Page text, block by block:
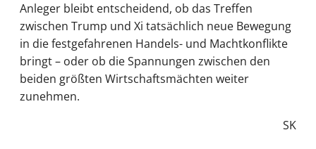
Anleger bleibt entscheidend, ob das Treffen
zwischen Trump und Xi tatsächlich neue Bewegung
in die festgefahrenen Handels- und Machtkonflikte
bringt – oder ob die Spannungen zwischen den
beiden größten Wirtschaftsmächten weiter
zunehmen.
SK